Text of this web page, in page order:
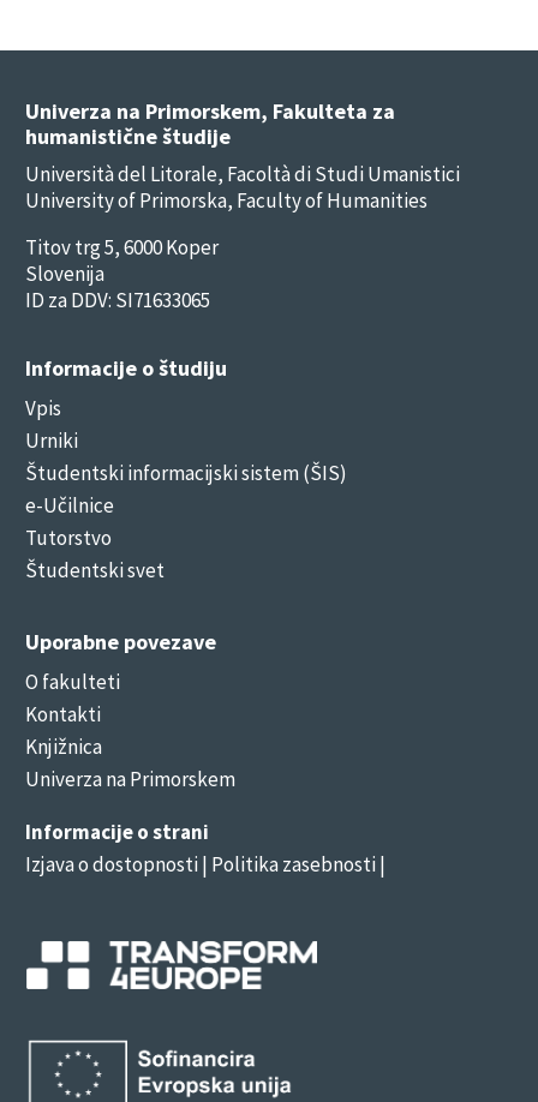
Univerza na Primorskem, Fakulteta za
humanistične študije
Università del Litorale, Facoltà di Studi Umanistici
University of Primorska, Faculty of Humanities
Titov trg 5, 6000 Koper
Slovenija
ID za DDV: SI71633065
Informacije o študiju
Vpis
Urniki
Študentski informacijski sistem (ŠIS)
e-Učilnice
Tutorstvo
Študentski svet
Uporabne povezave
O fakulteti
Kontakti
Knjižnica
Univerza na Primorskem
Informacije o strani
Izjava o dostopnosti| Politika zasebnosti |